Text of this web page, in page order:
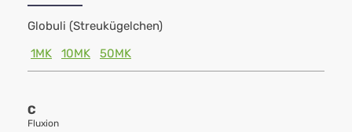
Globuli (Streukügelchen)
1MK
10MK 50MK
C
Fluxion